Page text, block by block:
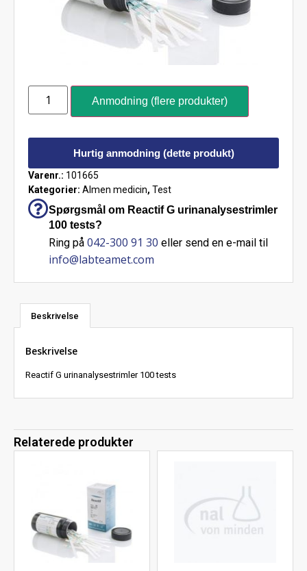
Anmodning (flere produkter)
Hurtig anmodning (dette produkt)
Varenr.: 101665
Kategorier: Almen medicin, Test
Spørgsmål om Reactif G urinanalysestrimler
100 tests?
Ring på 042-300 91 30 eller send en e-mail til
info@labteamet.com
Beskrivelse
Beskrivelse
Reactif G urinanalysestrimler 100 tests
Relaterede produkter